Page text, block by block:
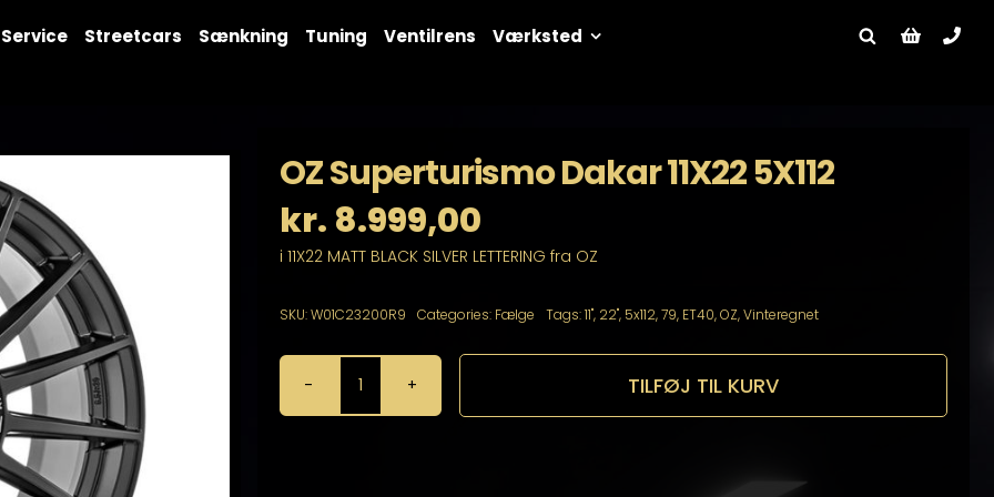
Service Streetcars Sænkning Tuning Ventilrens Værksted
OZ Superturismo Dakar 11X22 5X112
kr. 8.999,00
i 11X22 MATT BLACK SILVER LETTERING fra OZ
SKU:W01C23200R9 Categories: Fælge Tags:11", 22", 5x112,79, ET40,OZ,Vinteregnet
OZ
Superturismo
TILFØJ TIL KURV